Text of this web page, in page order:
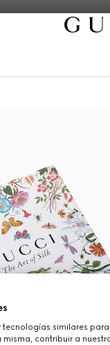
tecnologías similares
misma, contribuir a